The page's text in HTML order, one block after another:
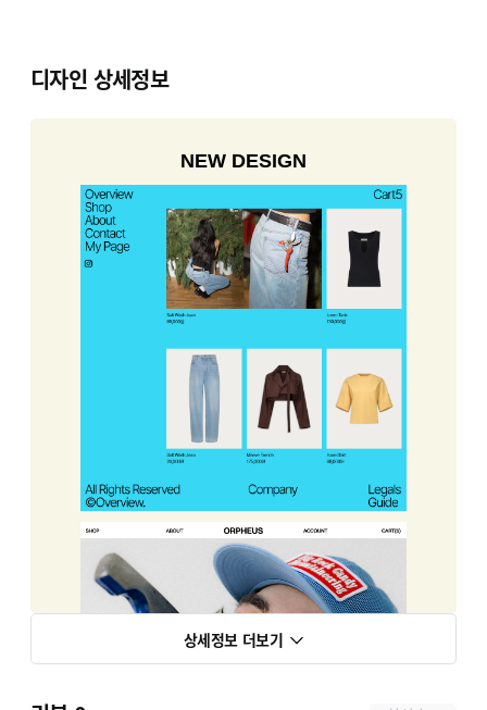
디자인 상세정보
NEW DESIGN
상세정보 더보기